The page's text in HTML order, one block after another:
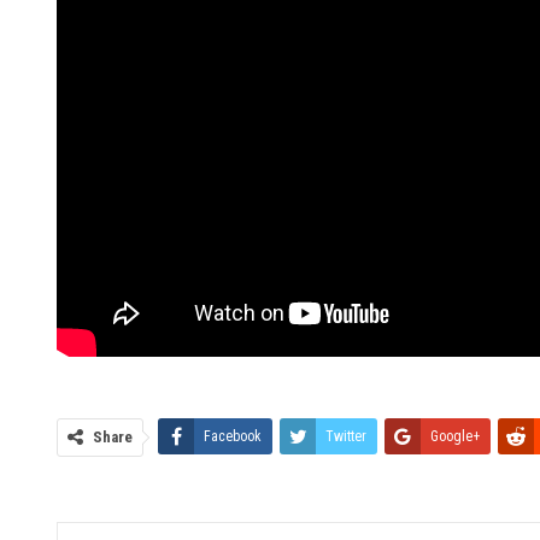
Share Facebook Twitter Google+